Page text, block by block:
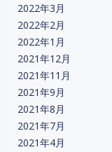
2022年3月
2022年2月
2022年1月
2021年12月
2021年11月
2021年9月
2021年8月
2021年7月
2021年4月